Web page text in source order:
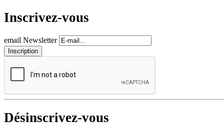
Inscrivez-vous
email Newsletter
Désinscrivez-vous